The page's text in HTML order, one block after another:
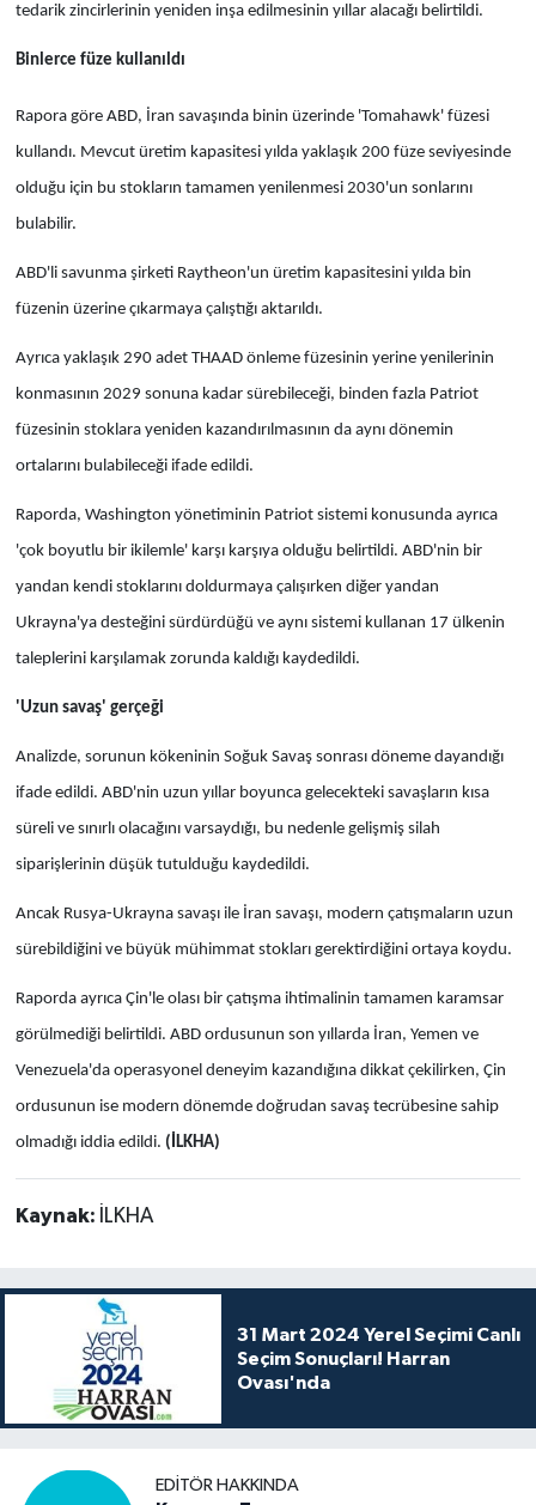
tedarik zincirlerinin yeniden inşa edilmesinin yıllar alacağı belirtildi.
Binlerce füze kullanıldı
Rapora göre ABD, İran savaşında binin üzerinde 'Tomahawk' füzesi
kullandı. Mevcut üretim kapasitesi yılda yaklaşık 200 füze seviyesinde
olduğu için bu stokların tamamen yenilenmesi 2030'un sonlarını
bulabilir.
ABD'li savunma şirketi Raytheon'un üretim kapasitesini yılda bin
füzenin üzerine çıkarmaya çalıştığı aktarıldı.
Ayrıca yaklaşık 290 adet THAAD önleme füzesinin yerine yenilerinin
konmasının 2029 sonuna kadar sürebileceği, binden fazla Patriot
füzesinin stoklara yeniden kazandırılmasının da aynı dönemin
ortalarını bulabileceği ifade edildi.
Raporda, Washington yönetiminin Patriot sistemi konusunda ayrıca
'çok boyutlu bir ikilemle' karşı karşıya olduğu belirtildi. ABD'nin bir
yandan kendi stoklarını doldurmaya çalışırken diğer yandan
Ukrayna'ya desteğini sürdürdüğü ve aynı sistemi kullanan 17 ülkenin
taleplerini karşılamak zorunda kaldığı kaydedildi.
'Uzun savaş' gerçeği
Analizde, sorunun kökeninin Soğuk Savaş sonrası döneme dayandığı
ifade edildi. ABD'nin uzun yıllar boyunca gelecekteki savaşların kısa
süreli ve sınırlı olacağını varsaydığı, bu nedenle gelişmiş silah
siparişlerinin düşük tutulduğu kaydedildi.
Ancak Rusya-Ukrayna savaşı ile İran savaşı, modern çatışmaların uzun
sürebildiğini ve büyük mühimmat stokları gerektirdiğini ortaya koydu.
Raporda ayrıca Çin'le olası bir çatışma ihtimalinin tamamen karamsar
görülmediği belirtildi. ABD ordusunun son yıllarda İran, Yemen ve
Venezuela'da operasyonel deneyim kazandığına dikkat çekilirken, Çin
ordusunun ise modern dönemde doğrudan savaş tecrübesine sahip
olmadığı iddia edildi. (İLKHA)
Kaynak: İLKHA
31 Mart 2024 Yerel Seçimi Canlı
Seçim Sonuçları! Harran
Ovası'nda
EDITÖR HAKKINDA